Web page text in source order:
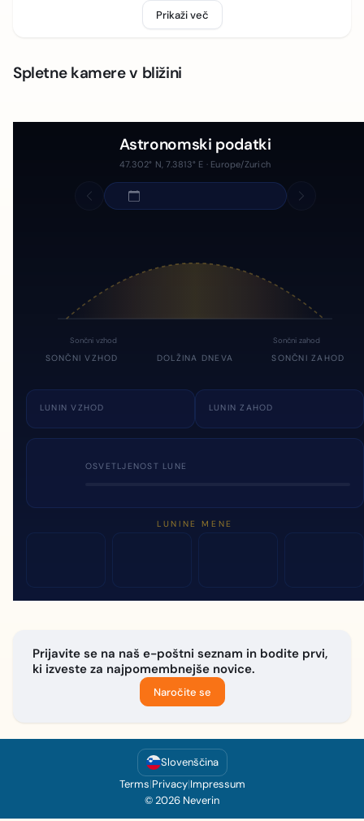
Prikaži več
Spletne kamere v bližini
Astronomski podatki
47.302° N, 7.3813° E · Europe/Zurich
Sončni vzhod Sončni zahod
SONČNI VZHOD DOLŽINA DNEVA SONČNI ZAHOD
LUNIN VZHOD LUNIN ZAHOD
OSVETLJENOST LUNE
LUNINE MENE
Prijavite se na naš e-poštni seznam in bodite prvi,
ki izveste za najpomembnejše novice.
Naročite se
Slovenščina
Terms|Privacy|Impressum
© 2026 Neverin